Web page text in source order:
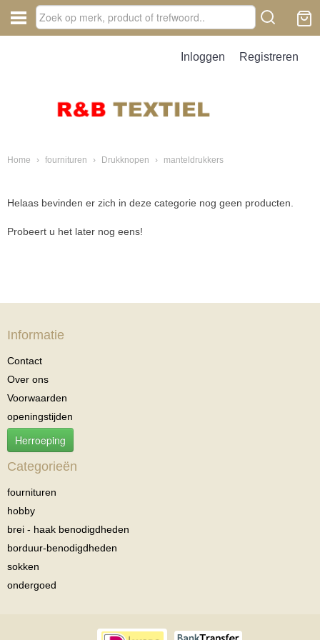
Inloggen Registreren
Home › fournituren › Drukknopen › manteldrukkers
Helaas bevinden er zich in deze categorie nog geen producten.
Probeert u het later nog eens!
Informatie
Contact
Over ons
Voorwaarden
openingstijden
Herroeping
Categorieën
fournituren
hobby
brei - haak benodigdheden
borduur-benodigdheden
sokken
ondergoed